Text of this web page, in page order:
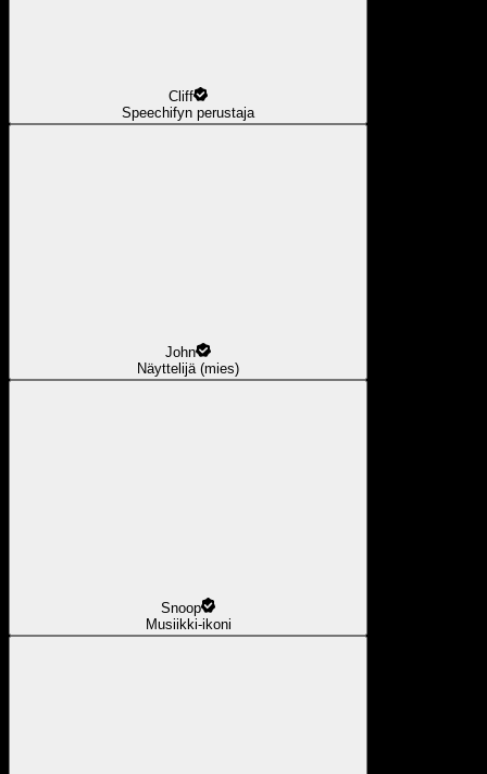
Cliff
Speechifyn perustaja
John
Näyttelijä (mies)
Snoop
Musiikki-ikoni